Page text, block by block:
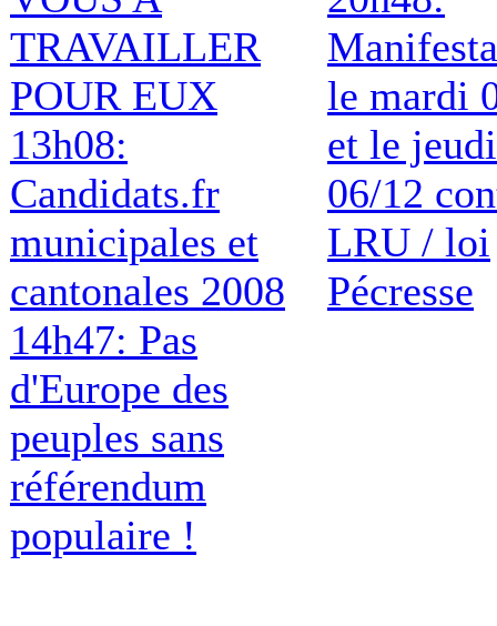
TRAVAILLER
POUR EUX
13h08:
Candidats.fr
municipales et
cantonales 2008
14h47: Pas
d'Europe des
peuples sans
référendum
populaire !
le mardi
et le jeudi
06/12
LRU / loi
Pécresse